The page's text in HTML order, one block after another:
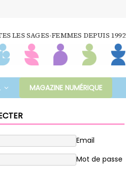
LES SAGES-FEMMES DEPUIS 1992
MAGAZINE NUMÉRIQUE
Email
Mot de passe